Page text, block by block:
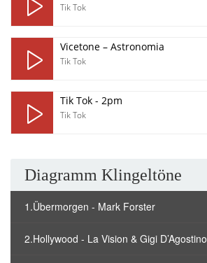
Tik Tok
Vicetone – Astronomia
Tik Tok
Tik Tok - 2pm
Tik Tok
Diagramm Klingeltöne
1.Übermorgen - Mark Forster
2.Hollywood - La Vision & Gigi D’Agostino